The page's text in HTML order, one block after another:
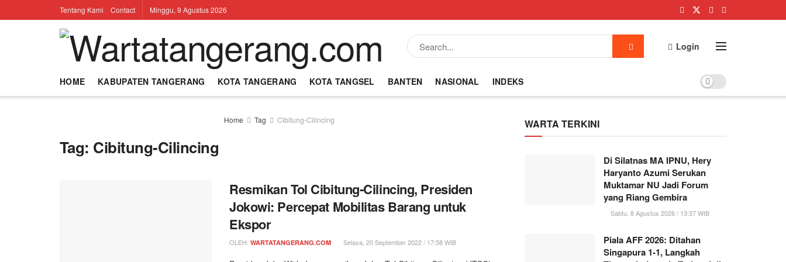
Tentang Kami Contact Minggu, 9 Agustus 2026
Login
HOME KABUPATEN TANGERANG KOTA TANGERANG KOTA TANGSEL BANTEN NASIONAL INDEKS
Home Tag Cibitung-Cilincing
Tag: Cibitung-Cilincing
Resmikan Tol Cibitung-Cilincing, Presiden
Jokowi: Percepat Mobilitas Barang untuk
Ekspor
OLEH: WARTATANGERANG.COM Selasa, 20 September 2022 / 17:58 WIB
WARTA TERKINI
Di Silatnas MA IPNU, Hery
Haryanto Azumi Serukan
Muktamar NU Jadi Forum
yang Riang Gembira
Sabtu, 8 Agustus 2026 / 13:37 WIB
Piala AFF 2026: Ditahan
Singapura 1-1, Langkah